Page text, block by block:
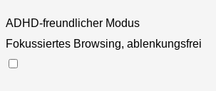
ADHD-freundlicher Modus
Fokussiertes Browsing, ablenkungsfrei